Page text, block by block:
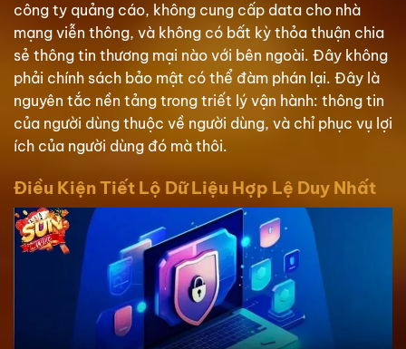
công ty quảng cáo, không cung cấp data cho nhà
mạng viễn thông, và không có bất kỳ thỏa thuận chia
sẻ thông tin thương mại nào với bên ngoài. Đây không
phải chính sách bảo mật có thể đàm phán lại. Đây là
nguyên tắc nền tảng trong triết lý vận hành: thông tin
của người dùng thuộc về người dùng, và chỉ phục vụ lợi
ích của người dùng đó mà thôi.
Điều Kiện Tiết Lộ Dữ Liệu Hợp Lệ Duy Nhất